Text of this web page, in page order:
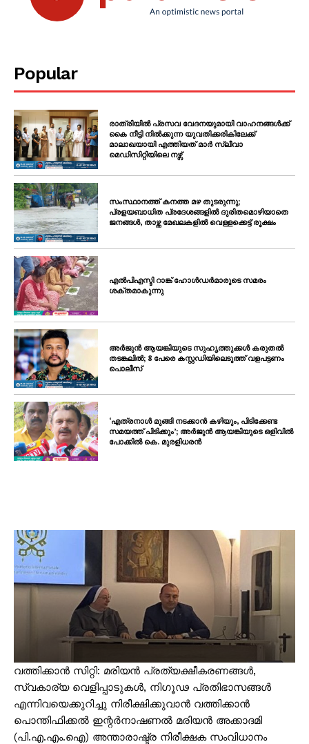
Popular
രാത്രിയിൽ പ്രസവ വേദനയുമായി വാഹനങ്ങൾക്ക്
കൈ നീട്ടി നിൽക്കുന്ന യുവതിക്കരികിലേക്ക്
മാലാഖയായി എത്തിയത് മാർ സ്ലീവാ
മെഡിസിറ്റിയിലെ നഴ്സ്
സംസ്ഥാനത്ത് കനത്ത മഴ തുടരുന്നു;
പ്രളയബാധിത പ്രദേശങ്ങളിൽ ദുരിതമൊഴിയാതെ
ജനങ്ങൾ, താഴ്ന്ന മേഖലകളിൽ വെള്ളക്കെട്ട് രൂക്ഷം
എൽപിഎസ്ടി റാങ്ക് ഹോൾഡർമാരുടെ സമരം
ശക്തമാകുന്നു
അർജുൻ ആയങ്കിയുടെ സുഹൃത്തുക്കൾ കരുതൽ
തടങ്കലിൽ; 8 പേരെ കസ്റ്റഡിയിലെടുത്ത് വളപട്ടണം
പൊലീസ്
‘എത്രനാൾ മുങ്ങി നടക്കാൻ കഴിയും, പിടിക്കേണ്ട
സമയത്ത് പിടിക്കും’; അർജുൻ ആയങ്കിയുടെ ഒളിവിൽ
പോക്കിൽ കെ. മുരളിധരൻ
വത്തിക്കാന്‍ സിറ്റി: മരിയന്‍ പ്രത്യക്ഷീകരണങ്ങള്‍,
സ്വകാര്യ വെളിപ്പാടുകള്‍, നിഗൂഢ പ്രതിഭാസങ്ങള്‍
എന്നിവയെക്കുറിച്ചു നിരീക്ഷിക്കുവാന്‍ വത്തിക്കാന്‍
പൊന്തിഫിക്കല്‍ ഇന്റര്‍നാഷണല്‍ മരിയന്‍ അക്കാദമി
(പി.എ.എം.ഐ) അന്താരാഷ്ട്ര നിരീക്ഷക സംവിധാനം